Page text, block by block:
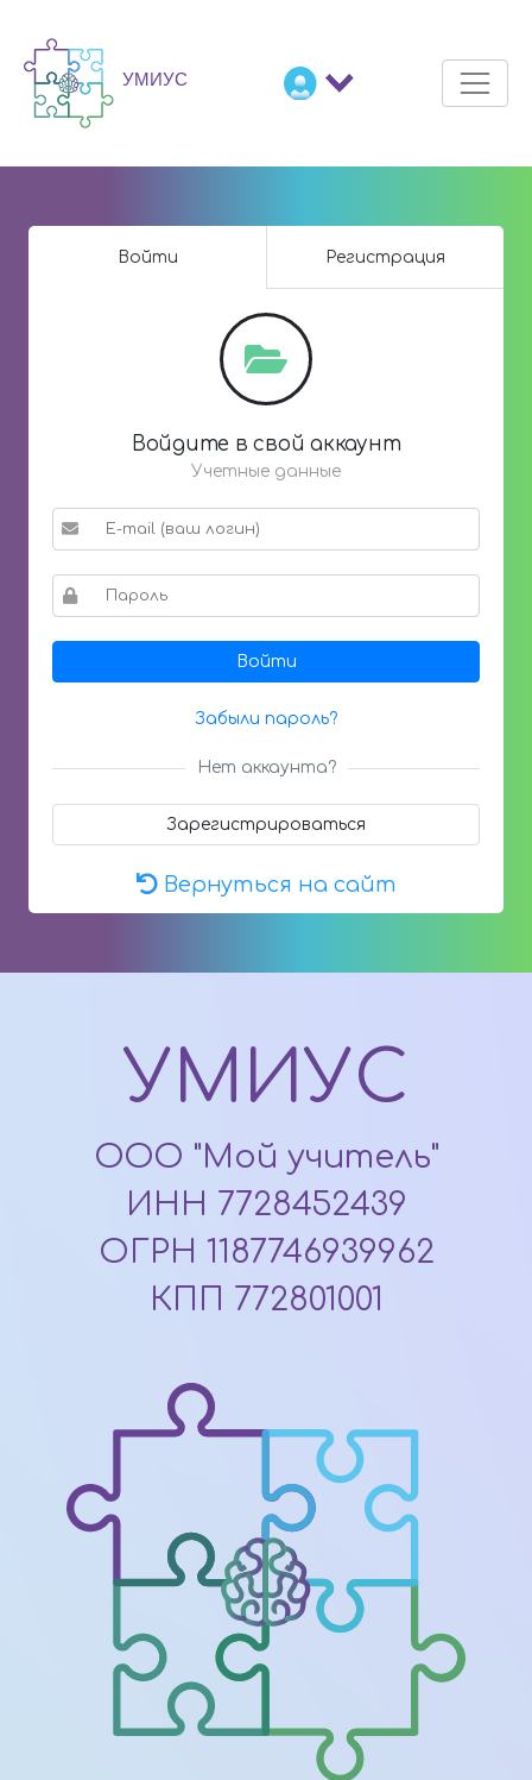
Войти Регистрация
Войдите в свой аккаунт
Учетные данные
Войти
Забыли пароль?
Нет аккаунта?
Зарегистрироваться
Вернуться на сайт
УМИУС
ООО "Мой учитель"
ИНН 7728452439
ОГРН 1187746939962
КПП 772801001